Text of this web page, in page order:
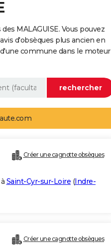
MALAGUISE. Vous pouvez
d'obsèques plus ancien en
commune dans le moteur
Créer une cagnotte obsèques
Saint-Cyr-sur-Loire (Indre-
Créer une cagnotte obsèques